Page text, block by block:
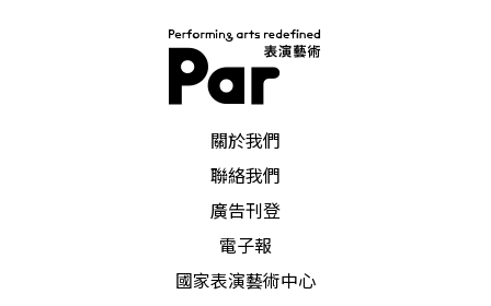
關於我們
聯絡我們
廣告刊登
電子報
國家表演藝術中心